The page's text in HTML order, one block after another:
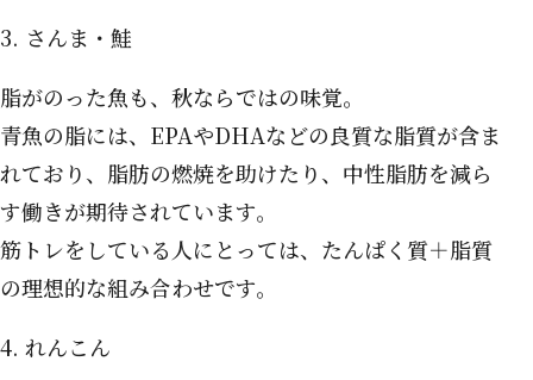
3. さんま・鮭
脂がのった魚も、秋ならではの味覚。
青魚の脂には、EPAやDHAなどの良質な脂質が含ま
れており、脂肪の燃焼を助けたり、中性脂肪を減ら
す働きが期待されています。
筋トレをしている人にとっては、たんぱく質＋脂質
の理想的な組み合わせです。
4. れんこん